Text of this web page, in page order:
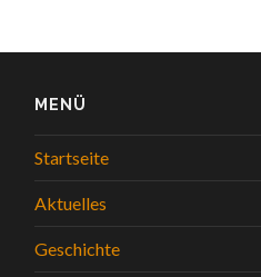
MENÜ
Startseite
Aktuelles
Geschichte